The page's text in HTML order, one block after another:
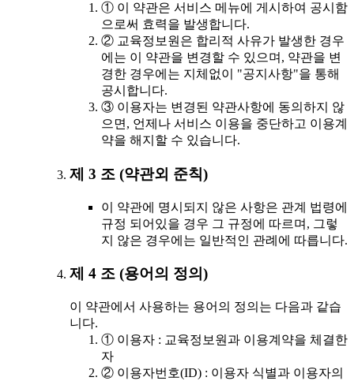
① 이 약관은 서비스 메뉴에 게시하여 공시함
으로써 효력을 발생합니다.
② 교육정보원은 합리적 사유가 발생한 경우
에는 이 약관을 변경할 수 있으며, 약관을 변
경한 경우에는 지체없이 "공지사항"을 통해
공시합니다.
③ 이용자는 변경된 약관사항에 동의하지 않
으면, 언제나 서비스 이용을 중단하고 이용계
약을 해지할 수 있습니다.
제 3 조 (약관외 준칙)
이 약관에 명시되지 않은 사항은 관계 법령에
규정 되어있을 경우 그 규정에 따르며, 그렇
지 않은 경우에는 일반적인 관례에 따릅니다.
제 4 조 (용어의 정의)
이 약관에서 사용하는 용어의 정의는 다음과 같습
니다.
① 이용자 : 교육정보원과 이용계약을 체결한
자
② 이용자번호(ID) : 이용자 식별과 이용자의